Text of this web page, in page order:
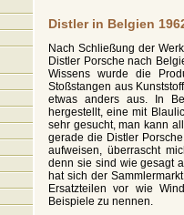
Distler in Belgien
Nach Schließung der
Distler Porsche nach
Wissens wurde die
Stoßstangen aus
etwas anders aus. In
hergestellt, eine mit
sehr gesucht, man kann
gerade die Distler
aufweisen, überrascht
denn sie sind wie gesagt
hat sich der
Ersatzteilen vor wie
Beispiele zu nennen.